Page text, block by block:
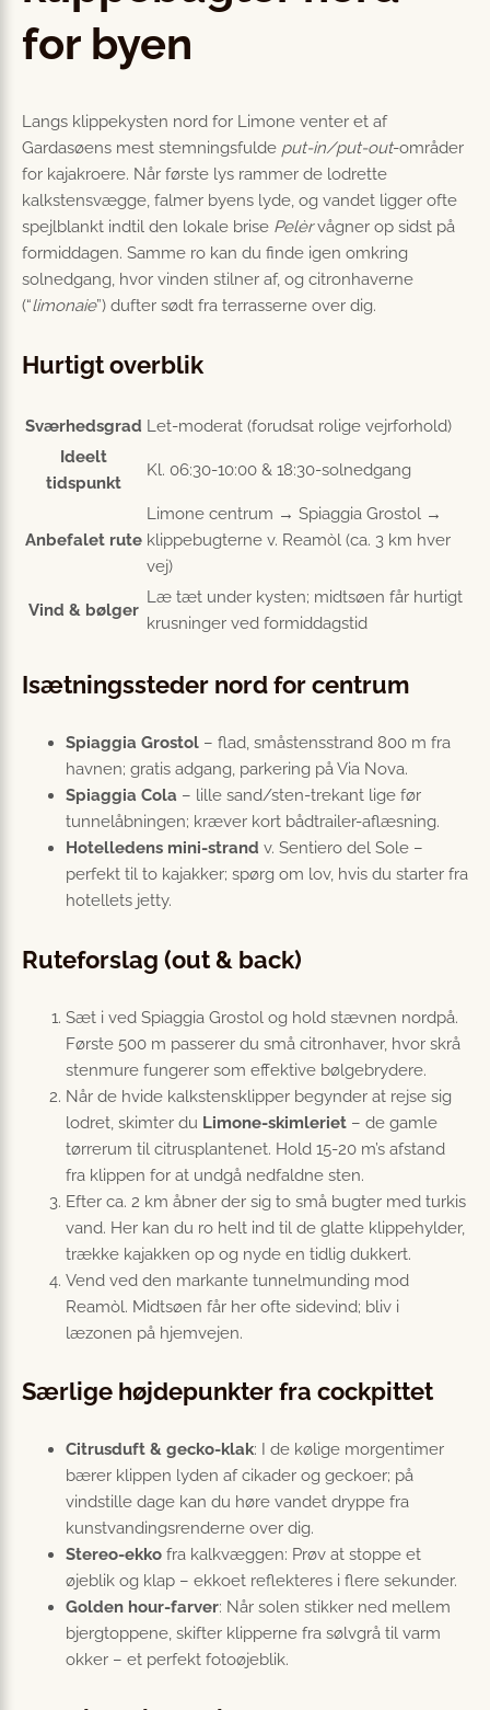
for byen
Langs klippekysten nord for Limone venter et af
Gardasøens mest stemningsfulde put-in/put-out-områder
for kajakroere. Når første lys rammer de lodrette
kalkstensvægge, falmer byens lyde, og vandet ligger ofte
spejlblankt indtil den lokale brise Pelèrvågner op sidst på
formiddagen. Samme ro kan du finde igen omkring
solnedgang, hvor vinden stilner af, og citronhaverne
(“limonaie”) dufter sødt fra terrasserne over dig.
Hurtigt overblik
Sværhedsgrad Let-moderat (forudsat rolige vejrforhold)
Ideelt
tidspunkt
Kl. 06:30-10:00 & 18:30-solnedgang
Anbefalet rute
Limone centrum → Spiaggia Grostol →
klippebugterne v. Reamòl (ca. 3 km hver
vej)
Vind & bølger
Læ tæt under kysten; midtsøen får hurtigt
krusninger ved formiddagstid
Isætningssteder nord for centrum
Spiaggia Grostol – flad, småstensstrand 800 m fra
havnen; gratis adgang, parkering på Via Nova.
Spiaggia Cola – lille sand/sten-trekant lige før
tunnelåbningen; kræver kort bådtrailer-aflæsning.
Hotelledens mini-strand v. Sentiero del Sole –
perfekt til to kajakker; spørg om lov, hvis du starter fra
hotellets jetty.
Ruteforslag (out & back)
Sæt i ved Spiaggia Grostol og hold stævnen nordpå.
Første 500 m passerer du små citronhaver, hvor skrå
stenmure fungerer som effektive bølgebrydere.
Når de hvide kalkstensklipper begynder at rejse sig
lodret, skimter du Limone-skimleriet – de gamle
tørrerum til citrusplantenet. Hold 15-20 m’s afstand
fra klippen for at undgå nedfaldne sten.
Efter ca. 2 km åbner der sig to små bugter med turkis
vand. Her kan du ro helt ind til de glatte klippehylder,
trække kajakken op og nyde en tidlig dukkert.
Vend ved den markante tunnelmunding mod
Reamòl. Midtsøen får her ofte sidevind; bliv i
læzonen på hjemvejen.
Særlige højdepunkter fra cockpittet
Citrusduft & gecko-klak: I de kølige morgentimer
bærer klippen lyden af cikader og geckoer; på
vindstille dage kan du høre vandet dryppe fra
kunstvandingsrenderne over dig.
Stereo-ekko fra kalkvæggen: Prøv at stoppe et
øjeblik og klap – ekkoet reflekteres i flere sekunder.
Golden hour-farver: Når solen stikker ned mellem
bjergtoppene, skifter klipperne fra sølvgrå til varm
okker – et perfekt fotoøjeblik.